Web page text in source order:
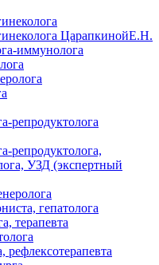
ЦарапкинойЕ.Н.
иммунолога
репродуктолога
репродуктолога,
УЗД (экспертный
гепатолога
терапевта
рефлексотерапевта